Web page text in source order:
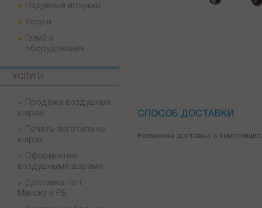
Надувные игрушки
Услуги
Гелий и
оборудование
УСЛУГИ
Продажа воздушных
шаров
Печать логотипа на
шарах
Оформление
воздушными шарами
Доставка по г.
Минску и РБ
СПОСОБ ДОСТАВКИ
Возможна доставка в